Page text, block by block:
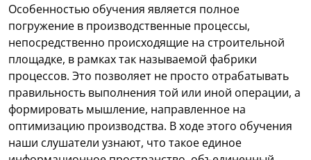
Особенностью обучения является полное
погружение в производственные процессы,
непосредственно происходящие на строительной
площадке, в рамках так называемой фабрики
процессов. Это позволяет не просто отрабатывать
правильность выполнения той или иной операции, а
формировать мышление, направленное на
оптимизацию производства. В ходе этого обучения
наши слушатели узнают, что такое единое